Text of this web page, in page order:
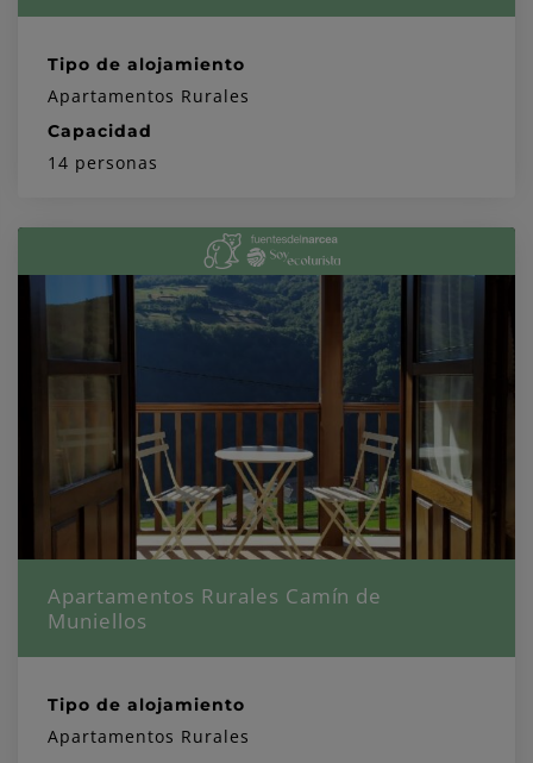
Tipo de alojamiento
Apartamentos Rurales
Capacidad
14 personas
Apartamentos Rurales Camín de
Muniellos
Tipo de alojamiento
Apartamentos Rurales